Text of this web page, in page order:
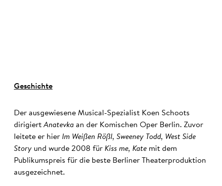
Geschichte
Der ausgewiesene Musical-Spezialist Koen Schoots
dirigiertAnatevka an der Komischen Oper Berlin. Zuvor
leitete er hier Im Weißen Rößl, Sweeney Todd, West Side
Story und wurde 2008 für Kiss me, Kate mit dem
Publikumspreis für die beste Berliner Theaterproduktion
ausgezeichnet.